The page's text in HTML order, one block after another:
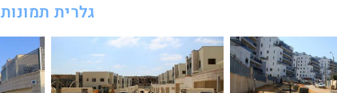
גלרית תמונות